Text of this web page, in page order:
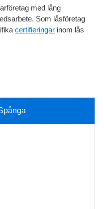
med lång
Som låsföretag
certifieringarinom lås